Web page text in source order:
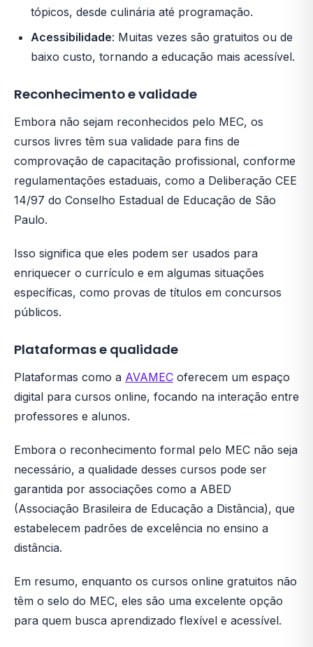
tópicos, desde culinária até programação.
Acessibilidade: Muitas vezes são gratuitos ou de
baixo custo, tornando a educação mais acessível.
Reconhecimento e validade
Embora não sejam reconhecidos pelo MEC, os
cursos livres têm sua validade para fins de
comprovação de capacitação profissional, conforme
regulamentações estaduais, como a Deliberação CEE
14/97 do Conselho Estadual de Educação de São
Paulo.
Isso significa que eles podem ser usados para
enriquecer o currículo e em algumas situações
específicas, como provas de títulos em concursos
públicos.
Plataformas e qualidade
Plataformas como a AVAMEC oferecem um espaço
digital para cursos online, focando na interação entre
professores e alunos.
Embora o reconhecimento formal pelo MEC não seja
necessário, a qualidade desses cursos pode ser
garantida por associações como a ABED
(Associação Brasileira de Educação a Distância), que
estabelecem padrões de excelência no ensino a
distância.
Em resumo, enquanto os cursos online gratuitos não
têm o selo do MEC, eles são uma excelente opção
para quem busca aprendizado flexível e acessível.